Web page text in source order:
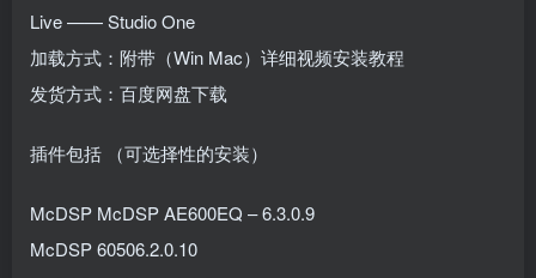
Live —— Studio One
加载方式：附带（Win Mac）详细视频安装教程
发货方式：百度网盘下载
插件包括 （可选择性的安装）
McDSP McDSP AE600EQ – 6.3.0.9
McDSP 60506.2.0.10